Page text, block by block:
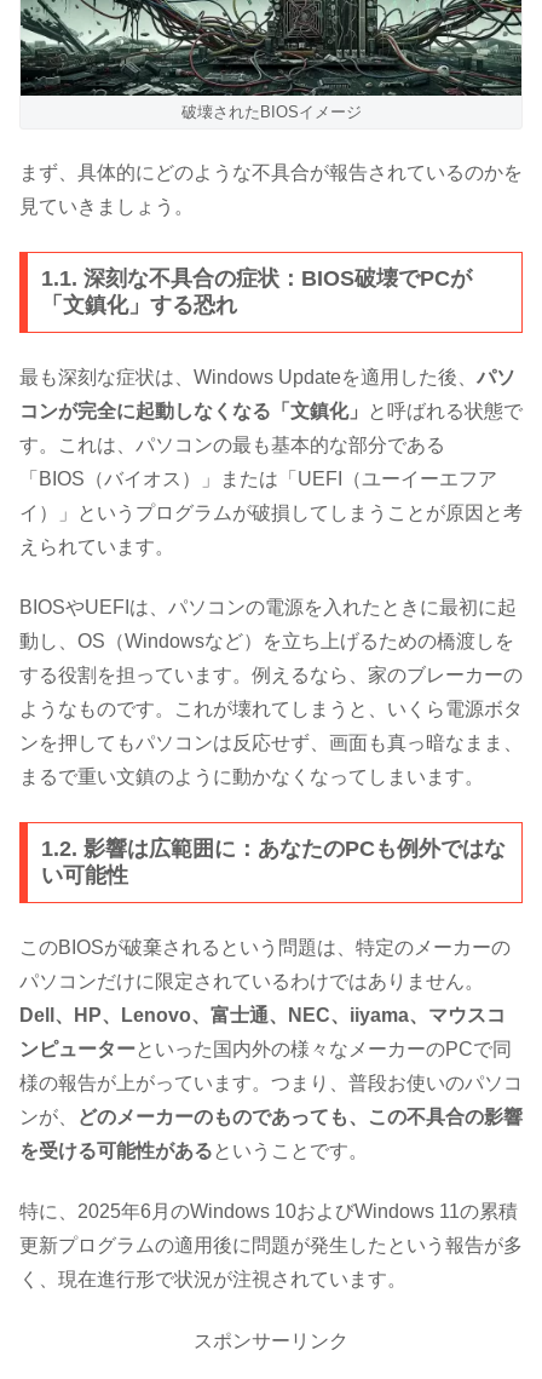
破壊されたBIOSイメージ
まず、具体的にどのような不具合が報告されているのかを
見ていきましょう。
1.1. 深刻な不具合の症状：BIOS破壊でPCが
「文鎮化」する恐れ
最も深刻な症状は、Windows Updateを適用した後、 パソ
コンが完全に起動しなくなる「文鎮化」
と呼ばれる状態で
す。これは、パソコンの最も基本的な部分である
「BIOS（バイオス）」または「UEFI（ユーイーエフア
イ）」というプログラムが破損してしまうことが原因と考
えられています。
BIOSやUEFIは、パソコンの電源を入れたときに最初に起
動し、OS（Windowsなど）を立ち上げるための橋渡しを
する役割を担っています。例えるなら、家のブレーカーの
ようなものです。これが壊れてしまうと、いくら電源ボタ
ンを押してもパソコンは反応せず、画面も真っ暗なまま、
まるで重い文鎮のように動かなくなってしまいます。
1.2. 影響は広範囲に：あなたのPCも例外ではな
い可能性
このBIOSが破棄されるという問題は、特定のメーカーの
パソコンだけに限定されているわけではありません。
Dell、HP、Lenovo、富士通、NEC、iiyama、マウスコ
ンピューターといった国内外の様々なメーカーのPCで同
様の報告が上がっています。つまり、普段お使いのパソコ
ンが、
どのメーカーのものであっても、この不具合の影響
を受ける可能性がある ということです。
特に、2025年6月のWindows 10およびWindows 11の累積
更新プログラムの適用後に問題が発生したという報告が多
く、現在進行形で状況が注視されています。
スポンサーリンク